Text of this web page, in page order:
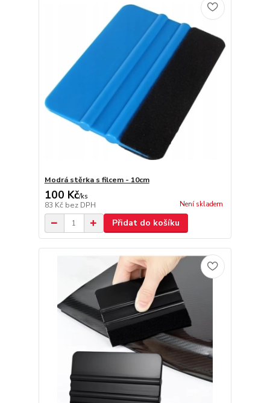
Modrá stěrka s filcem - 10cm
100 Kč/ks
83 Kč bez DPH Není skladem
Přidat do košíku